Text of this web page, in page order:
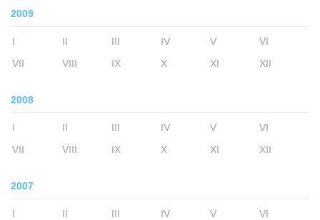
2009
I II III IV V
VI
VII
VIII IX X XI XII
2008
I II III IV V
VI
VII
VIII IX X XI XII
2007
I II III IV V
VI